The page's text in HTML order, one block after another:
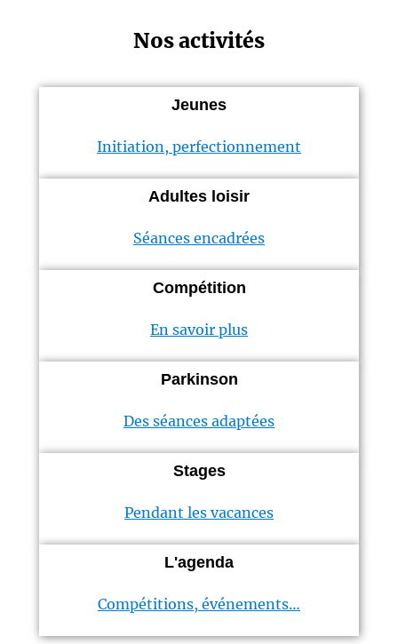
Nos activités
Jeunes
Initiation, perfectionnement
Adultes loisir
Séances encadrées
Compétition
En savoir plus
Parkinson
Des séances adaptées
Stages
Pendant les vacances
L'agenda
Compétitions, événements…